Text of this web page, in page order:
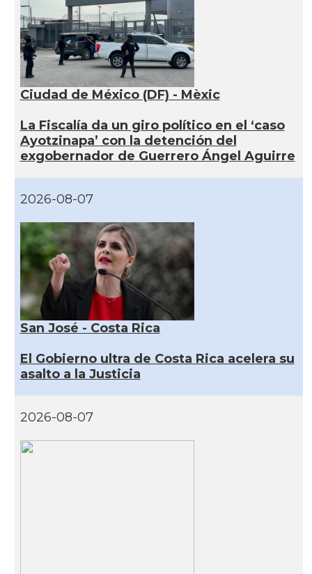
Ciudad de México (DF) - Mèxic
La Fiscalía da un giro político en el ‘caso
Ayotzinapa’ con la detención del
exgobernador de Guerrero Ángel Aguirre
2026-08-07
San José - Costa Rica
El Gobierno ultra de Costa Rica acelera su
asalto a la Justicia
2026-08-07